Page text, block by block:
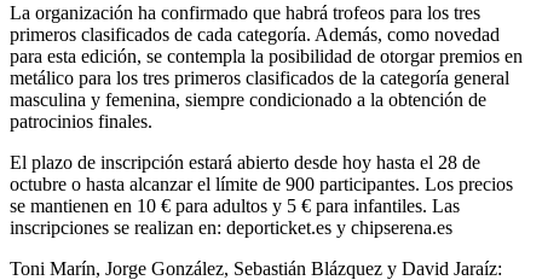
La organización ha confirmado que habrá trofeos para los tres
primeros clasificados de cada categoría. Además, como novedad
para esta edición, se contempla la posibilidad de otorgar premios en
metálico para los tres primeros clasificados de la categoría general
masculina y femenina, siempre condicionado a la obtención de
patrocinios finales.
El plazo de inscripción estará abierto desde hoy hasta el 28 de
octubre o hasta alcanzar el límite de 900 participantes. Los precios
se mantienen en 10 € para adultos y 5 € para infantiles. Las
inscripciones se realizan en: deporticket.es y chipserena.es
Toni Marín, Jorge González, Sebastián Blázquez y David Jaraíz: